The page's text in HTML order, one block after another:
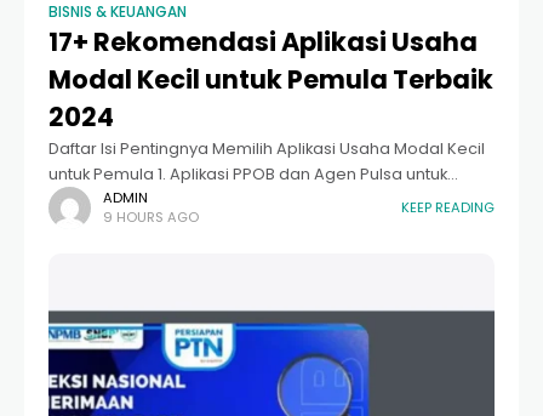
BISNIS & KEUANGAN
17+ Rekomendasi Aplikasi Usaha
Modal Kecil untuk Pemula Terbaik
2024
Daftar Isi Pentingnya Memilih Aplikasi Usaha Modal Kecil
untuk Pemula 1. Aplikasi PPOB dan Agen Pulsa untuk
Keuntungan Cepat 2. Marketplace dan Social
Commerce bagi Reseller/Dropshipper 3. Aplikasi
ADMIN
9 HOURS AGO
KEEP READING